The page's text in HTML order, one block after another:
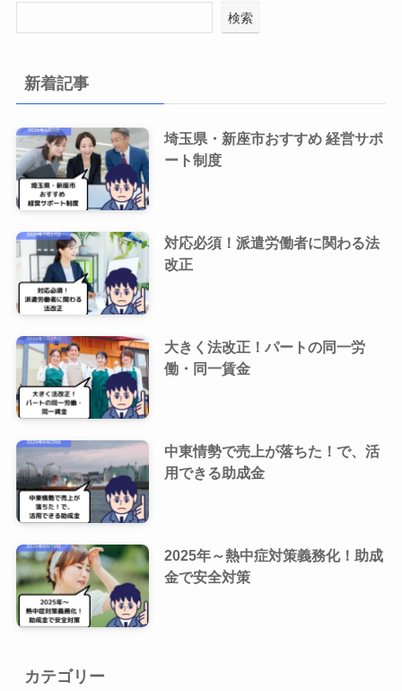
検索
新着記事
埼玉県・新座市おすすめ 経営サポ
ート制度
対応必須！派遣労働者に関わる法
改正
大きく法改正！パートの同一労
働・同一賃金
中東情勢で売上が落ちた！で、活
用できる助成金
2025年～熱中症対策義務化！助成
金で安全対策
カテゴリー